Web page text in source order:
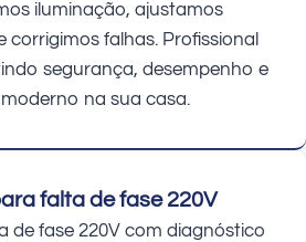
iluminação, ajustamos
corrigimos falhas. Profissional
segurança, desempenho e
na sua casa.
falta de fase 220V
de fase 220V com diagnóstico